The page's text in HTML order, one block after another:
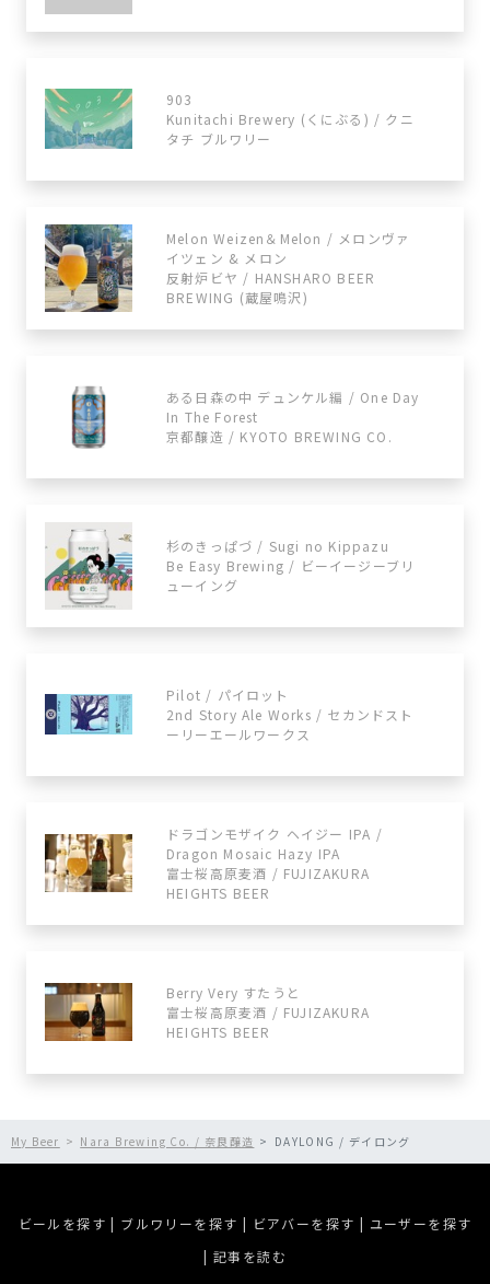
903
Kunitachi Brewery (くにぶる) / クニ
タチ ブルワリー
Melon Weizen＆Melon / メロンヴァ
イツェン & メロン
反射炉ビヤ / HANSHARO BEER
BREWING (蔵屋鳴沢)
ある日森の中 デュンケル編 / One Day
In The Forest
京都醸造 / KYOTO BREWING CO.
杉のきっぱづ / Sugi no Kippazu
Be Easy Brewing / ビーイージーブリ
ューイング
Pilot / パイロット
2nd Story Ale Works / セカンドスト
ーリーエールワークス
ドラゴンモザイク ヘイジー IPA /
Dragon Mosaic Hazy IPA
富士桜高原麦酒 / FUJIZAKURA
HEIGHTS BEER
Berry Very すたうと
富士桜高原麦酒 / FUJIZAKURA
HEIGHTS BEER
My Beer Nara Brewing Co. / 奈良醸造 DAYLONG / デイロング
ビールを探す | ブルワリーを探す | ビアバーを探す | ユーザーを探す
| 記事を読む